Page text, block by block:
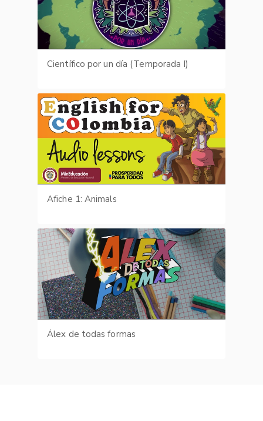
Científico por un día (Temporada I)
Afiche 1: Animals
Álex de todas formas